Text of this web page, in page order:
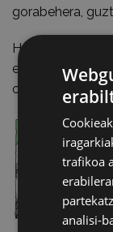
gorabehera,
Herriaren
ekartzeko,
ondo
trafikoa
analisi-